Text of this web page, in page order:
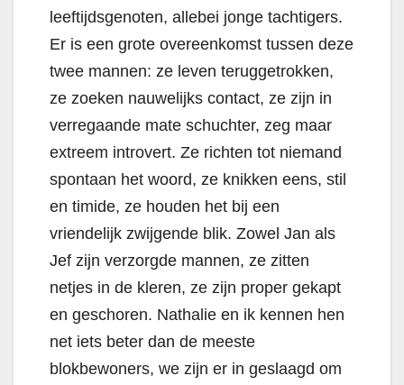
leeftijdsgenoten, allebei jonge tachtigers.
Er is een grote overeenkomst tussen deze
twee mannen: ze leven teruggetrokken,
ze zoeken nauwelijks contact, ze zijn in
verregaande mate schuchter, zeg maar
extreem introvert. Ze richten tot niemand
spontaan het woord, ze knikken eens, stil
en timide, ze houden het bij een
vriendelijk zwijgende blik. Zowel Jan als
Jef zijn verzorgde mannen, ze zitten
netjes in de kleren, ze zijn proper gekapt
en geschoren. Nathalie en ik kennen hen
net iets beter dan de meeste
blokbewoners, we zijn er in geslaagd om